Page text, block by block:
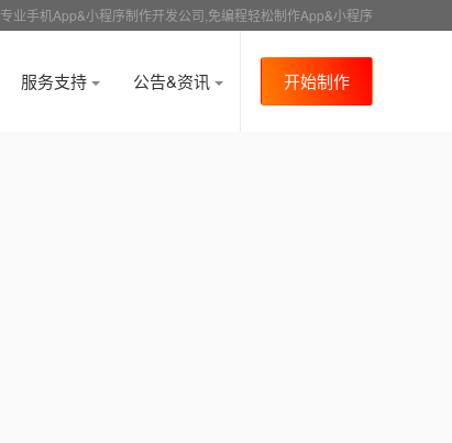
专业手机App&小程序制作开发公司,免编程轻松制作App&小程序
服务支持 公告&资讯 开始制作